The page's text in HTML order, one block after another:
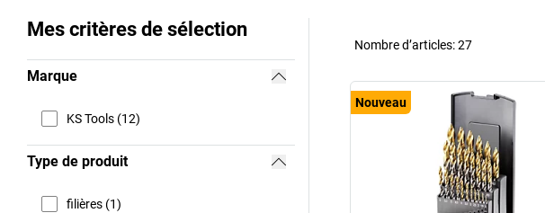
Mes critères de sélection
Marque
KS Tools (12)
Type de produit
filières (1)
Nombre d’articles:27
Nouveau